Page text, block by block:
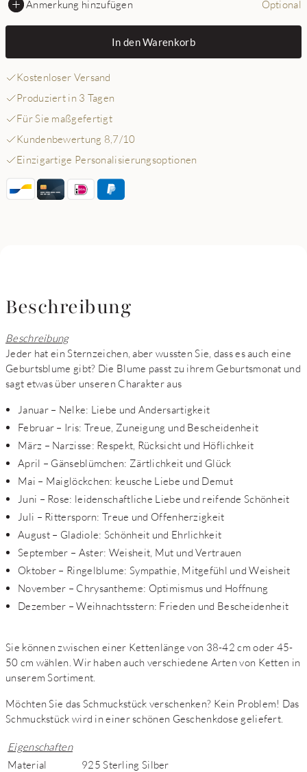
Anmerkung hinzufügen Optional
In den Warenkorb
Kostenloser Versand
Produziert in 3 Tagen
Für Sie maßgefertigt
Kundenbewertung 8,7/10
Einzigartige Personalisierungsoptionen
Beschreibung
Beschreibung
Jeder hat ein Sternzeichen, aber wussten Sie, dass es auch eine
Geburtsblume gibt? Die Blume passt zu ihrem Geburtsmonat und
sagt etwas über unseren Charakter aus
Januar – Nelke: Liebe und Andersartigkeit
Februar – Iris: Treue, Zuneigung und Bescheidenheit
März – Narzisse: Respekt, Rücksicht und Höflichkeit
April – Gänseblümchen: Zärtlichkeit und Glück
Mai – Maiglöckchen: keusche Liebe und Demut
Juni – Rose: leidenschaftliche Liebe und reifende Schönheit
Juli – Rittersporn: Treue und Offenherzigkeit
August – Gladiole: Schönheit und Ehrlichkeit
September – Aster: Weisheit, Mut und Vertrauen
Oktober – Ringelblume: Sympathie, Mitgefühl und Weisheit
November – Chrysantheme: Optimismus und Hoffnung
Dezember – Weihnachtsstern: Frieden und Bescheidenheit
Sie können zwischen einer Kettenlänge von 38-42 cm oder 45-
50 cm wählen. Wir haben auch verschiedene Arten von Ketten in
unserem Sortiment.
Möchten Sie das Schmuckstück verschenken? Kein Problem! Das
Schmuckstück wird in einer schönen Geschenkdose geliefert.
Eigenschaften
Material
925 Sterling Silber